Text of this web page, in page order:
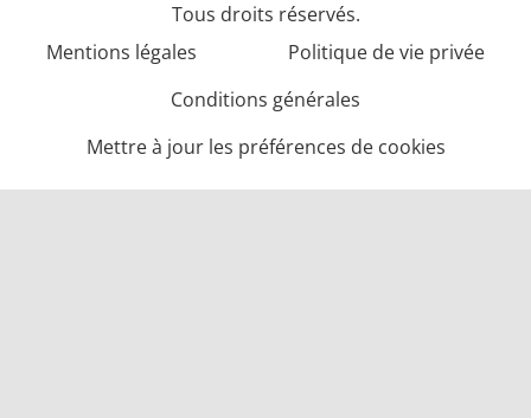
Tous droits réservés.
Mentions légales
Politique de vie privée
Conditions générales
Mettre à jour les préférences de cookies